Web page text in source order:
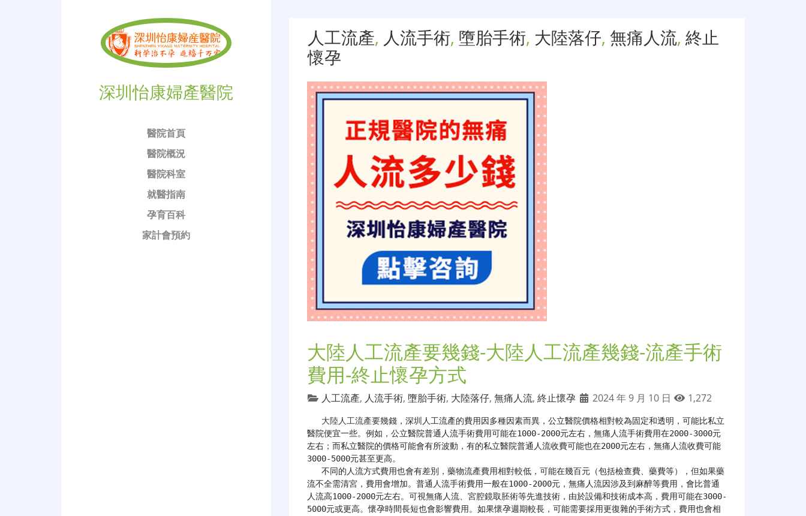
深圳怡康婦產醫院
醫院首頁
醫院概況
醫院科室
就醫指南
孕育百科
家計會預約
人工流產, 人流手術, 墮胎手術, 大陸落仔, 無痛人流, 終止
懷孕
大陸人工流產要幾錢-大陸人工流產幾錢-流產手術
費用-終止懷孕方式
人工流產, 人流手術, 墮胎手術, 大陸落仔, 無痛人流, 終止懷孕 2024 年 9 月 10 日 1,272
大陸人工流產要幾錢 ，深圳人工流產的費用因多種因素而異，公立醫院價格相對較為固定和透明，可能比私立
醫院便宜一些。例如，公立醫院普通人流手術費用可能在1000-2000元左右，無痛人流手術費用在2000-3000元
左右；而私立醫院的價格可能會有所波動，有的私立醫院普通人流收費可能也在2000元左右，無痛人流收費可能
3000-5000元甚至更高。
流不全需清宮，費用會增加。普通人流手術費用一般在1000-2000元，無痛人流因涉及到麻醉等費用，會比普通
人流高1000-2000元左右。可視無痛人流、宮腔鏡取胚術等先進技術，由於設備和技術成本高，費用可能在3000-
5000元或更高。懷孕時間長短也會影響費用。如果懷孕週期較長，可能需要採用更復雜的手術方式，費用也會相